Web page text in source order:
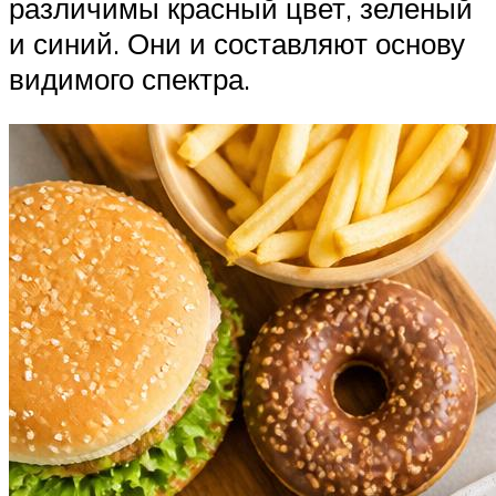
различимы красный цвет, зеленый
и синий. Они и составляют основу
видимого спектра.